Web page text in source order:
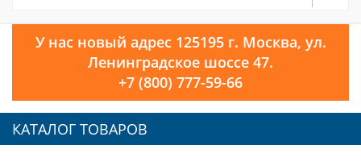
У нас новый адрес 125195 г. Москва, ул.
Ленинградское шоссе 47.
+7 (800) 777-59-66
КАТАЛОГ ТОВАРОВ